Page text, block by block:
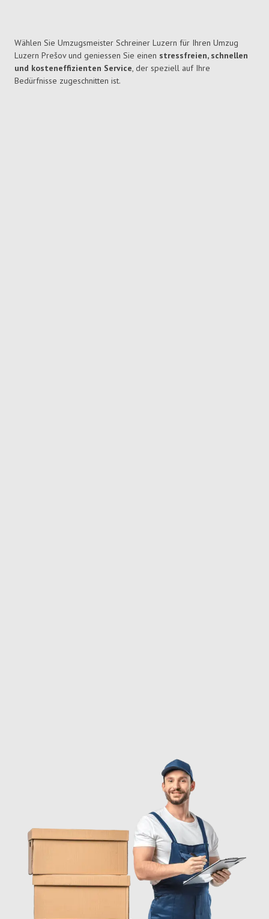
Wählen Sie Umzugsmeister Schreiner Luzern für Ihren Umzug
Luzern Prešov und geniessen Sie einen stressfreien, schnellen
und kosteneffizienten Service, der speziell auf Ihre
Bedürfnisse zugeschnitten ist.